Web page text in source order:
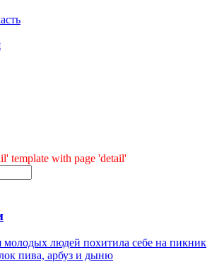
template with page 'detail'
людей похитила себе на пикник
пива, арбуз и дыню